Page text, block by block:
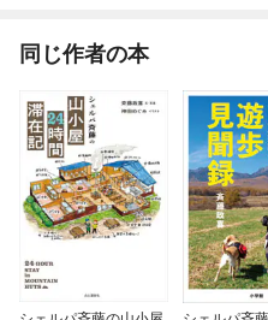
同じ作者の本